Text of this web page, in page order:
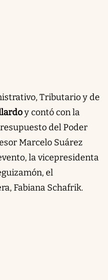
Tributario y de
y contó con la
del Poder
Marcelo Suárez
la vicepresidenta
el
Fabiana Schafrik.